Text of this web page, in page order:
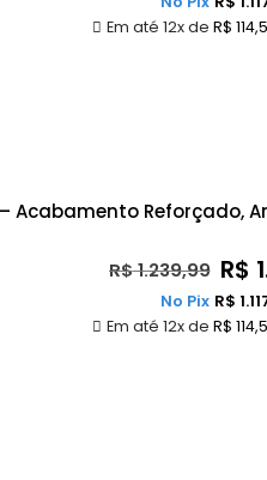
Em até 12x de R$
Acabamento Reforçado,
R$1.239,99 R$
Em até 12x de R$
No Pix R$